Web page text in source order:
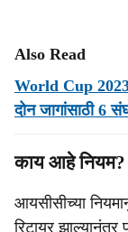
Also Read
World Cup
दोन जागांसाठी 6
काय आहे नियम?
आयसीसीच्या
रिटायर